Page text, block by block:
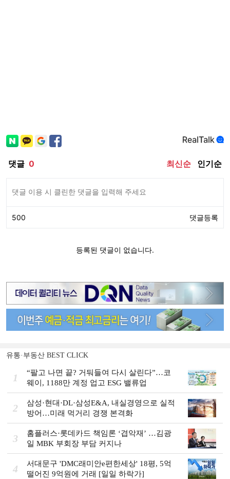
유통·부동산 BEST CLICK
1
“팔고 나면 끝? 거둬들여 다시 살린다”…코
웨이, 1188만 계정 업고 ESG 밸류업
2
삼성·현대·DL·삼성E&A, 내실경영으로 실적
방어…미래 먹거리 경쟁 본격화
3
홈플러스·롯데카드 책임론 ‘겹악재’ …김광
일 MBK 부회장 부담 커지나
4
서대문구 'DMC래미안e편한세상' 18평, 5억
떨어진 9억원에 거래 [일일 하락가]